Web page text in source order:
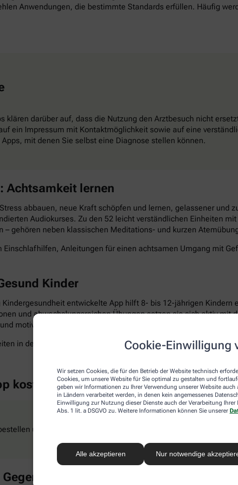
Cookie-Einwilligung
Wir setzen Cookies, die für den Betrieb der Website technisch
Cookies, um unsere Website für Sie optimal zu gestalten und
geben wir Informationen zu Ihrer Verwendung unserer Website
in Ländern verarbeitet werden, in denen kein angemessenes
Einwilligung zur Nutzung dieser Dienste auch der Verarbeitung
Abs. 1 lit. a DSGVO zu. Weitere Informationen können Sie unserer
Alle akzeptieren Nur notwendige
Anwendungen, die bestimmte Standards erfüllen. Häufig
klären darüber auf, dass die Nutzung den Arztbesuch nicht
ein Impressum mit Kontaktmöglichkeit sowie auf eine
mit denen Sie selbst eine Diagnose stellen können.
Achtsamkeit lernen
abbauen, neue Kraft schöpfen und lernen, gelassener und
Audiokurses. Zu den 52 leicht verständlichen Einheiten
– gehören neben klassischen Meditations- und kurzen
Einschlafhilfen, Anleitungen für einen achtsamen Umgang mit
Kinder
Kindergesundheit entwickelte App hilft 8- bis 12-jährigen
und abwechslungsreichen Übungen setzen sie sich aktiv mit
motivierende Aufgaben laden dazu ein, Neues auszuprobieren
in den Alltag zu integrieren. Gleichzeitig fördert die App die
kostenlos
und Rezepte ganz einfach digital einlösen: Die
Stress & Burnout